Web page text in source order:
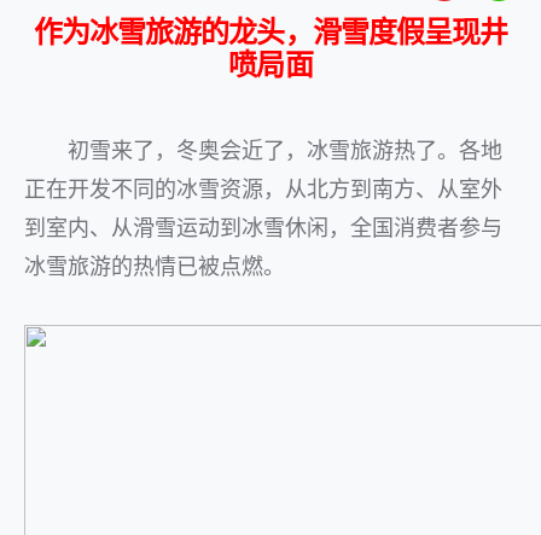
作为冰雪旅游的龙头，滑雪度假呈现井
喷局面
初雪来了，冬奥会近了，冰雪旅游热了。各地
正在开发不同的冰雪资源，从北方到南方、从室外
到室内、从滑雪运动到冰雪休闲，全国消费者参与
冰雪旅游的热情已被点燃。